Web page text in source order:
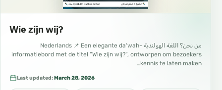
Wie zijn wij?
من نحن؟ اللغة الهولندية Nederlands 📌 Een elegante da‘wah-
informatiebord met de titel “Wie zijn wij?”, ontworpen om bezoekers
kennis te laten maken…
Last updated:March 28, 2026